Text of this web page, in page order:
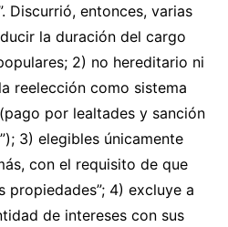
Discurrió, entonces, varias
la duración del cargo
2) no hereditario ni
reelección como sistema
por lealtades y sanción
3) elegibles únicamente
con el requisito de que
propiedades”; 4) excluye a
de intereses con sus